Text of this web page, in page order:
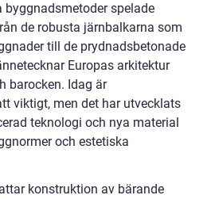
byggnadsmetoder spelade
de robusta järnbalkarna som
till de prydnadsbetonade
Europas arkitektur
barocken. Idag är
viktigt, men det har utvecklats
teknologi och nya material
och estetiska
konstruktion av bärande